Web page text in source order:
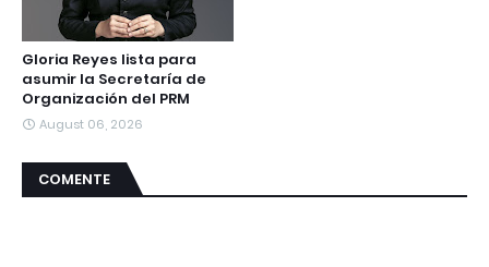
Gloria Reyes lista para
asumir la Secretaría de
Organización del PRM
August 06, 2026
COMENTE